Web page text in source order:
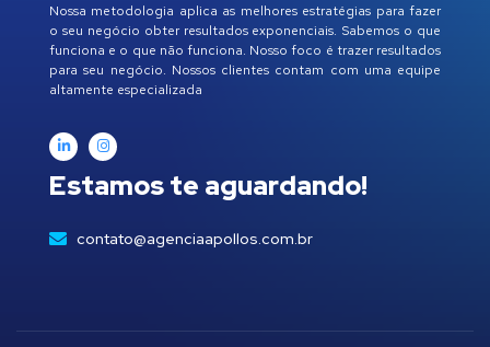
Nossa metodologia aplica as melhores estratégias para fazer
o seu negócio obter resultados exponenciais. Sabemos o que
funciona e o que não funciona. Nosso foco é trazer resultados
para seu negócio. Nossos clientes contam com uma equipe
altamente especializada
Estamos te aguardando!
contato@agenciaapollos.com.br